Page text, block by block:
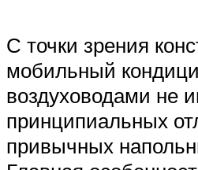
С точки зрения
мобильный
воздуховодами не
принципиальных
привычных